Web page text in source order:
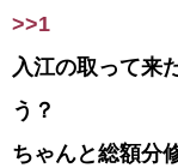
>>1
入江の取って来
う？
ちゃんと総額分